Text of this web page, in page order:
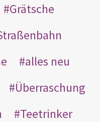
Grätsche
alles neu
Überraschung
Teetrinker